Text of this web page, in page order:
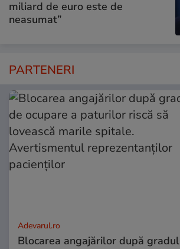
miliard de euro este de
neasumat”
PARTENERI
Adevarul.ro
Blocarea angajărilor după gradul